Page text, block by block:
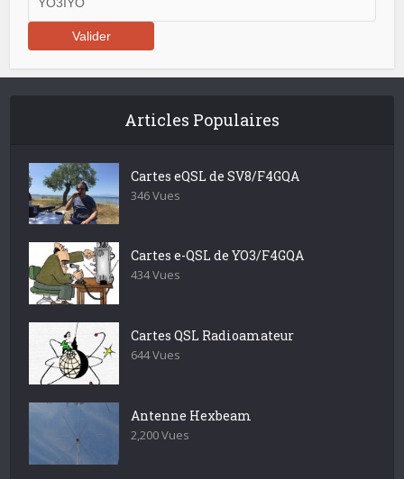
Articles Populaires
Cartes eQSL de SV8/F4GQA
346 Vues
Cartes e-QSL de YO3/F4GQA
434 Vues
Cartes QSL Radioamateur
644 Vues
Antenne Hexbeam
2,200 Vues